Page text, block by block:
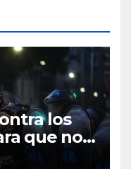
los
que no